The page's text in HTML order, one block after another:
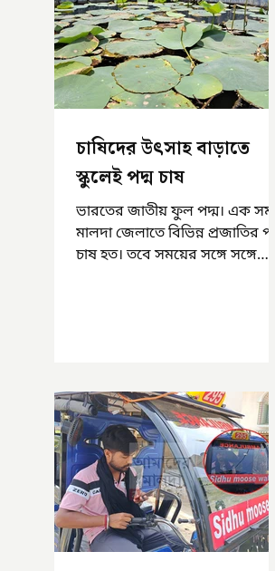
চাষিদের উৎসাহ বাড়াতে
স্কুলেই পদ্ম চাষ
ভারতের জাতীয় ফুল পদ্ম। এক সময়
মালদা জেলাতে বিভিন্ন প্রজাতির পদ্ম
চাষ হত। তবে সময়ের সঙ্গে সঙ্গে